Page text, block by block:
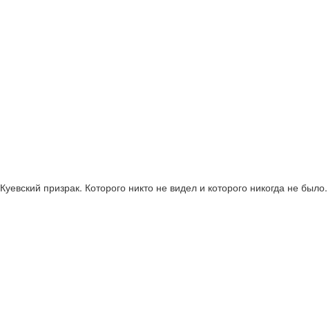
призрак. Которого никто не видел и которого никогда не было.